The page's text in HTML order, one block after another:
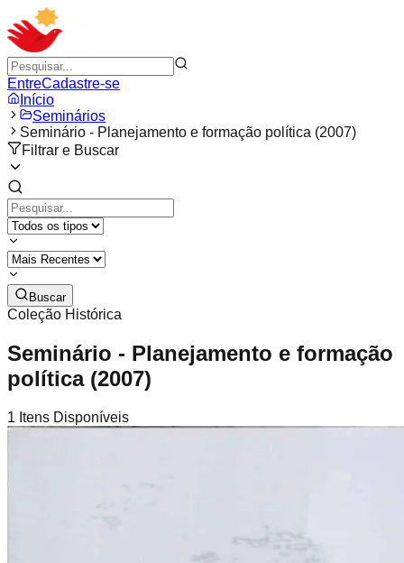
EntreCadastre-se
Início
Seminários
Seminário - Planejamento e formação política (2007)
Filtrar e Buscar
Buscar
Coleção Histórica
Seminário - Planejamento e formação
política (2007)
1 Itens Disponíveis